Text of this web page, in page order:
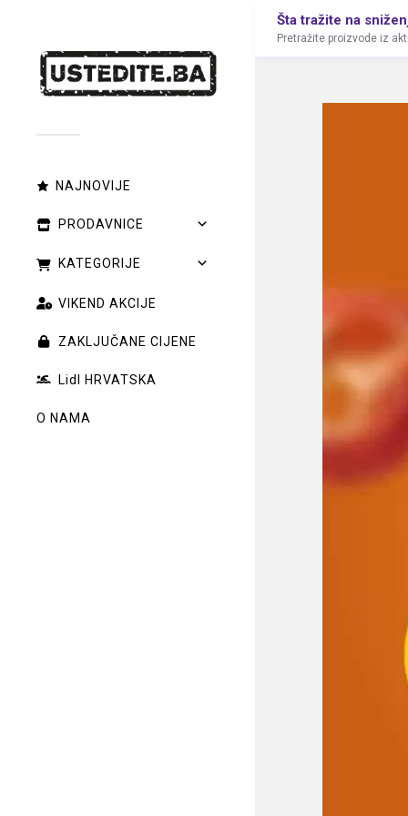
NAJNOVIJE
PRODAVNICE
KATEGORIJE
VIKEND AKCIJE
ZAKLJUČANE CIJENE
Lidl HRVATSKA
O NAMA
Šta tražite na
Pretražite proizvode iz